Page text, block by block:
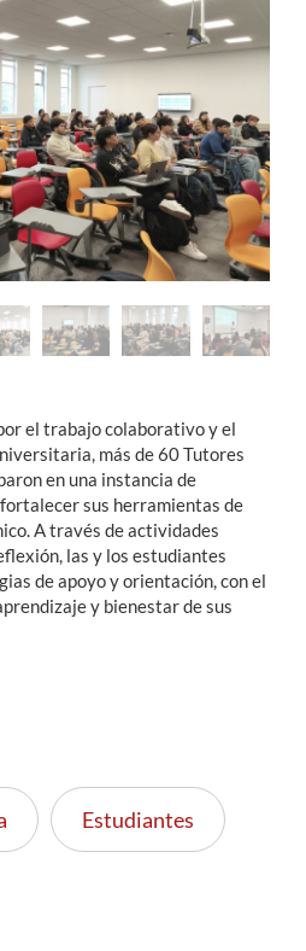
el trabajo colaborativo y el
más de 60 Tutores
en una instancia de
sus herramientas de
A través de actividades
las y los estudiantes
de apoyo y orientación, con el
y bienestar de sus
Estudiantes